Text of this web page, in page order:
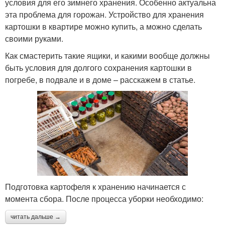
эта проблема для горожан. Устройство для хранения
картошки в квартире можно купить, а можно сделать
своими руками.
Как смастерить такие ящики, и какими вообще должны
быть условия для долгого сохранения картошки в
погребе, в подвале и в доме – расскажем в статье.
Подготовка картофеля к хранению начинается с
момента сбора. После процесса уборки необходимо:
читать дальше →